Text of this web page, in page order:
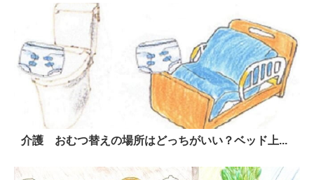
介護 おむつ替えの場所はどっちがいい？ベッド上...